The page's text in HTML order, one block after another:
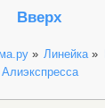
Вверх
» Линейка»